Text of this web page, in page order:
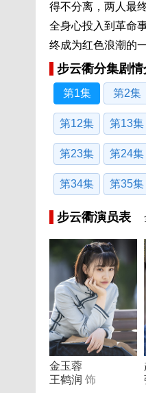
得不分离，两人最
全身心投入到革命
终成为红色浪潮的
步云衢分集剧情
第1集 第2集
第12集 第13集
第23集 第24集
第34集 第35集
步云衢演员表
金玉蓉
王鹤润 饰